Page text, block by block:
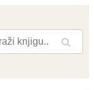
Pretraga